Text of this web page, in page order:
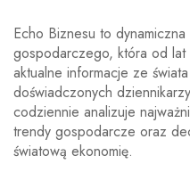
Echo Biznesu to
gospodarczego, która od
aktualne informacje ze
doświadczonych
codziennie analizuje
trendy gospodarcze oraz
światową ekonomię.